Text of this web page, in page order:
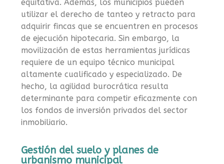
equitativa. Además, los municipios pueden
utilizar el derecho de tanteo y retracto para
adquirir fincas que se encuentren en procesos
de ejecución hipotecaria. Sin embargo, la
movilización de estas herramientas jurídicas
requiere de un equipo técnico municipal
altamente cualificado y especializado. De
hecho, la agilidad burocrática resulta
determinante para competir eficazmente con
los fondos de inversión privados del sector
inmobiliario.
Gestión del suelo y planes de
urbanismo municipal